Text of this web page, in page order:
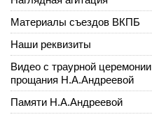
Материалы съездов ВКПБ
Наши реквизиты
Видео с траурной церемонии
прощания Н.А.Андреевой
Памяти Н.А.Андреевой